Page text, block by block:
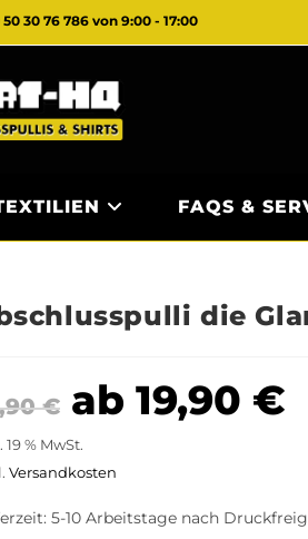
30 76 786 von 9:00 - 17:00
FAQS &
die
€ ab 19,90 €
19 % MwSt.
Versandkosten
5-10 Arbeitstage nach